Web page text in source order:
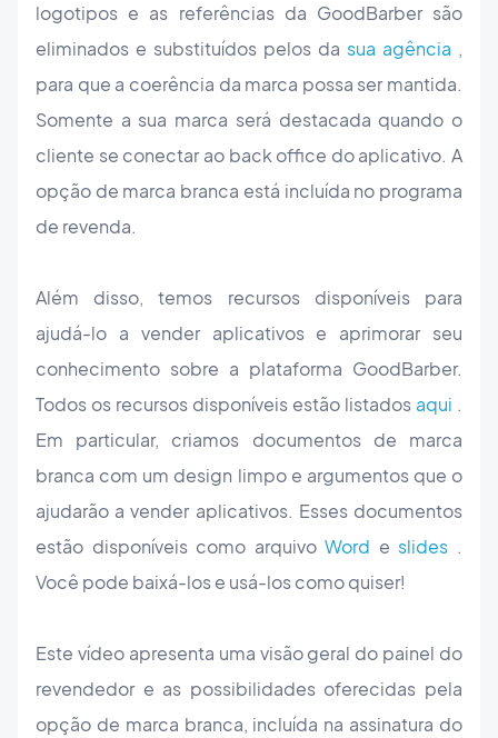
logotipos e as referências da GoodBarber são
eliminados e substituídos pelos da sua agência ,
para que a coerência da marca possa ser mantida.
Somente a sua marca será destacada quando o
cliente se conectar ao back office do aplicativo. A
opção de marca branca está incluída no programa
de revenda.
Além disso, temos recursos disponíveis para
ajudá-lo a vender aplicativos e aprimorar seu
conhecimento sobre a plataforma GoodBarber.
Todos os recursos disponíveis estão listados aqui .
Em particular, criamos documentos de marca
branca com um design limpo e argumentos que o
ajudarão a vender aplicativos. Esses documentos
estão disponíveis como arquivoWord e slides .
Você pode baixá-los e usá-los como quiser!
Este vídeo apresenta uma visão geral do painel do
revendedor e as possibilidades oferecidas pela
opção de marca branca, incluída na assinatura do